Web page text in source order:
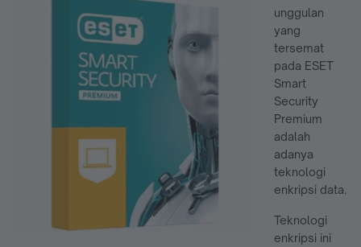
unggulan
yang
tersemat
pada ESET
Smart
Security
Premium
adalah
adanya
teknologi
enkripsi data.
Teknologi
enkripsi ini